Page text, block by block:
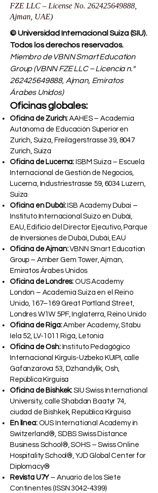
FZE LLC – License No. 262425649888
Ajman, UAE)
© Universidad Internacional Suiza (SIU).
Todos los derechos reservados.
Miembro de VBNN Smart Education
Group (VBNN FZE LLC – Licencia n.°
262425649888, Ajman, Emiratos
Árabes Unidos)
Oficinas globales:
Oficina de Zurich: AAHES – Academia
Autónoma de Educación Superior en
Zurich, Suiza, Freilagerstrasse 39, 8047
Zurich, Suiza
Oficina de Lucerna: ISBM Suiza – Escuela
Internacional de Gestión de Negocios,
Lucerna, Industriestrasse 59, 6034 Luzern,
Suiza
Oficina en Dubái:ISB Academy Dubai –
Instituto Internacional Suizo en Dubái,
EAU, Edificio del Director Ejecutivo, Parque
de Inversiones de Dubái, Dubái, EAU
Oficina de Ajman:VBNN Smart Education
Group – Amber Gem Tower, Ajman,
Emiratos Árabes Unidos
Oficina de Londres: OUS Academy
London – Academia Suiza en el Reino
Unido, 167–169 Great Portland Street,
Londres W1W 5PF, Inglaterra, Reino Unido
Oficina de Riga:Amber Academy, Stabu
Iela 52, LV-1011 Riga, Letonia
Oficina de Osh:Instituto Pedagógico
Internacional Kirguís-Uzbeko KUIPI, calle
Gafanzarova 53, Dzhandylik, Osh,
República Kirguisa
Oficina de Bishkek: SIU Swiss International
University, calle Shabdan Baatyr 74,
ciudad de Bishkek, República Kirguisa
En línea:OUS International Academy in
Switzerland®, SDBS Swiss Distance
Business School®, SOHS – Swiss Online
Hospitality School®, YJD Global Center for
Diplomacy®
Revista U7Y– Anuario de los Siete
Continentes (ISSN3042-4399)